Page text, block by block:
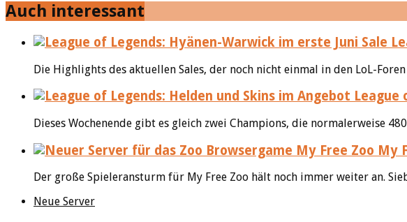
Auch interessant
Die Highlights des aktuellen Sales, der noch nicht einmal in den LoL-
League
Dieses Wochenende gibt es gleich zwei Champions, die normalerweise
My
Der große Spieleransturm für My Free Zoo hält noch immer weiter an.
Neue Server